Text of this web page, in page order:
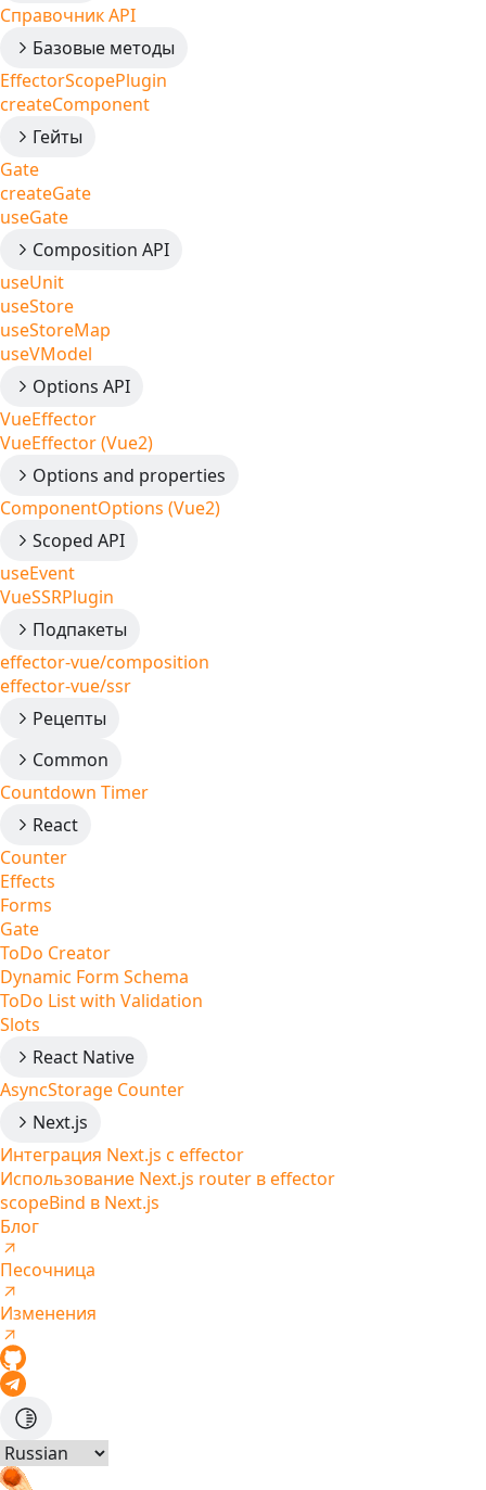
Справочник API
Базовые методы
EffectorScopePlugin
createComponent
Гейты
Gate
createGate
useGate
Composition API
useUnit
useStore
useStoreMap
useVModel
Options API
VueEffector
VueEffector (Vue2)
Options and properties
ComponentOptions (Vue2)
Scoped API
useEvent
VueSSRPlugin
Подпакеты
effector-vue/composition
effector-vue/ssr
Рецепты
Common
Countdown Timer
React
Counter
Effects
Forms
Gate
ToDo Creator
Dynamic Form Schema
ToDo List with Validation
Slots
React Native
AsyncStorage Counter
Next.js
Интеграция Next.js с effector
Использование Next.js router в effector
scopeBind в Next.js
Блог
Песочница
Изменения